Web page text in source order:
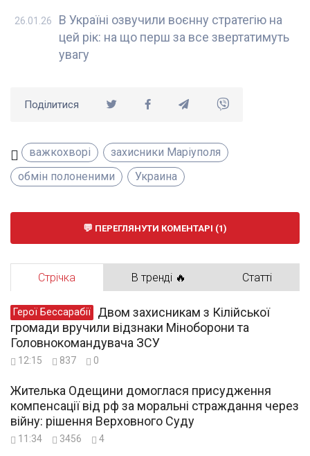
В Україні озвучили воєнну стратегію на
цей рік: на що перш за все звертатимуть
увагу
26.01.26
Поділитися
важкохворі
захисники Маріуполя
обмін полоненими
Украина
ПЕРЕГЛЯНУТИ КОМЕНТАРІ (1)
Стрічка В тренді 🔥 Статті
Герої Бессарабії
громади вручили відзнаки Міноборони та
Головнокомандувача ЗСУ
12:15 837 0
Жителька Одещини домоглася присудження
компенсації від рф за моральні страждання через
війну: рішення Верховного Суду
11:34 3456 4